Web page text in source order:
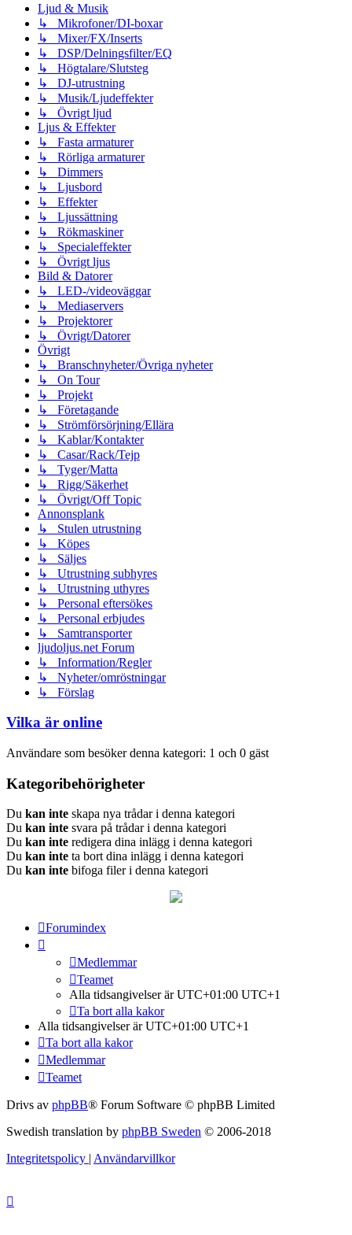
Ljud & Musik
↳ Mikrofoner/DI-boxar
↳ Mixer/FX/Inserts
↳ DSP/Delningsfilter/EQ
↳ Högtalare/Slutsteg
↳ DJ-utrustning
↳ Musik/Ljudeffekter
↳ Övrigt ljud
Ljus & Effekter
↳ Fasta armaturer
↳ Rörliga armaturer
↳ Dimmers
↳ Ljusbord
↳ Effekter
↳ Ljussättning
↳ Rökmaskiner
↳ Specialeffekter
↳ Övrigt ljus
Bild & Datorer
↳ LED-/videoväggar
↳ Mediaservers
↳ Projektorer
↳ Övrigt/Datorer
Övrigt
↳ Branschnyheter/Övriga nyheter
↳ On Tour
↳ Projekt
↳ Företagande
↳ Strömförsörjning/Ellära
↳ Kablar/Kontakter
↳ Casar/Rack/Tejp
↳ Tyger/Matta
↳ Rigg/Säkerhet
↳ Övrigt/Off Topic
Annonsplank
↳ Stulen utrustning
↳ Köpes
↳ Säljes
↳ Utrustning subhyres
↳ Utrustning uthyres
↳ Personal eftersökes
↳ Personal erbjudes
↳ Samtransporter
ljudoljus.net Forum
↳ Information/Regler
↳ Nyheter/omröstningar
↳ Förslag
Vilka är online
Användare som besöker denna kategori: 1 och 0 gäst
Kategoribehörigheter
Du kan inte skapa nya trådar i denna kategori
Du kan inte svara på trådar i denna kategori
Du kan inte redigera dina inlägg i denna kategori
Du kan inte ta bort dina inlägg i denna kategori
Du kan inte bifoga filer i denna kategori
Forumindex
Medlemmar
Teamet
Alla tidsangivelser är UTC+01:00 UTC+1
Ta bort alla kakor
Alla tidsangivelser är UTC+01:00 UTC+1
Ta bort alla kakor
Medlemmar
Teamet
Drivs av phpBB® Forum Software © phpBB Limited
Swedish translation by phpBB Sweden © 2006-2018
Integritetspolicy Användarvillkor